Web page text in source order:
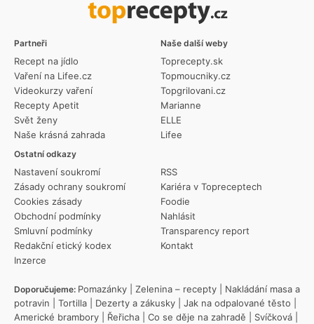
Partneři
Recept na jídlo
Vaření na Lifee.cz
Videokurzy vaření
Recepty Apetit
Svět ženy
Naše krásná zahrada
Ostatní odkazy
Nastavení soukromí
Zásady ochrany soukromí
Cookies zásady
Obchodní podmínky
Smluvní podmínky
Redakční etický kodex
Inzerce
RSS
Kariéra v Topreceptech
Foodie
Nahlásit
Transparency report
Kontakt
Naše další weby
Toprecepty.sk
Topmoucniky.cz
Topgrilovani.cz
Marianne
ELLE
Lifee
Doporučujeme: Pomazánky Zelenina – recepty
Nakládání masa a
potravin
Tortilla Dezerty a zákusky Jak na odpalované těsto
Americké brambory
Řeřicha Co se děje na zahradě Svíčková